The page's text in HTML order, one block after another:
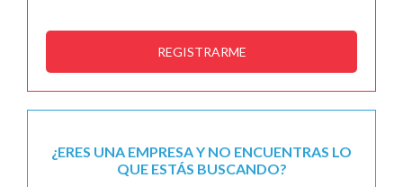
REGISTRARME
¿ERES UNA EMPRESA Y NO ENCUENTRAS LO
QUE ESTÁS BUSCANDO?